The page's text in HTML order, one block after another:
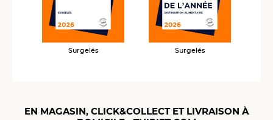
Surgelés Surgelés
EN MAGASIN, CLICK&COLLECT ET LIVRAISON À